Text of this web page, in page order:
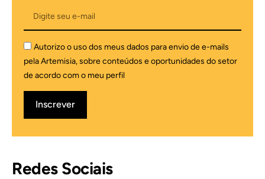
Autorizo o uso dos meus dados para envio de e-mails
pela Artemisia, sobre conteúdos e oportunidades do setor
de acordo com o meu perfil
Inscrever
Redes Sociais